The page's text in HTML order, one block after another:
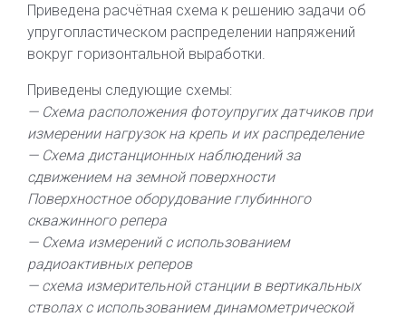
Приведена расчётная схема к решению задачи об
упругопластическом распределении напряжений
вокруг горизонтальной выработки.
Приведены следующие схемы:
— Схема расположения фотоупругих датчиков при
измерении нагрузок на крепь и их распределение
— Схема дистанционных наблюдений за
сдвижением на земной поверхности
Поверхностное оборудование глубинного
скважинного репера
— Схема измерений с использованием
радиоактивных реперов
— схема измерительной станции в вертикальных
стволах с использованием динамометрической